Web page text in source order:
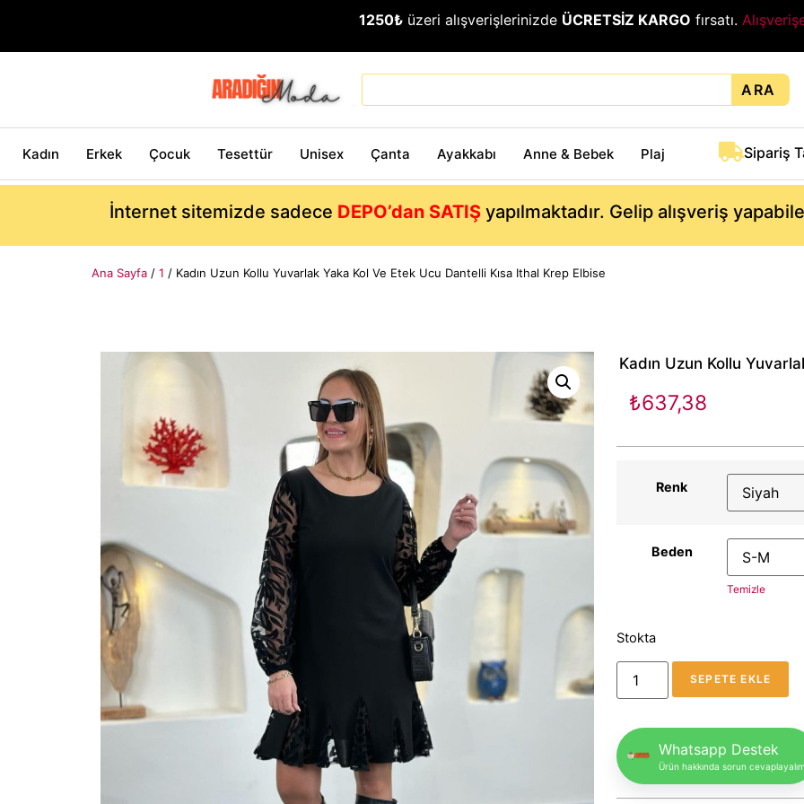
1250₺ üzeri alışverişlerinizde ÜCRETSİZ KARGO fırsatı.
ARA
Kadın Erkek Çocuk Tesettür Unisex Çanta Ayakkabı Anne & Bebek Plaj Sipariş
İnternet sitemizde sadece DEPO’dan SATIŞyapılmaktadır. Gelip alışveriş
Ana Sayfa / 1 / Kadın Uzun Kollu Yuvarlak Yaka Kol Ve Etek Ucu Dantelli Kısa Ithal Krep Elbise
Kadın Uzun Kollu
₺637,38
Renk
Beden
Temizle
Stokta
SEPETE EKLE
Whatsapp Destek
Ürün hakkında sorun